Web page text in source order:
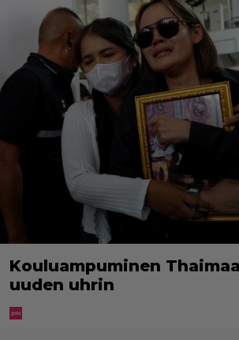
Kouluampuminen
uuden uhrin